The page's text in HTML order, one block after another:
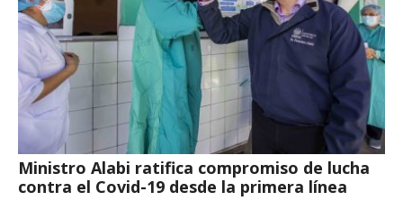
Ministro Alabi ratifica compromiso de lucha
contra el Covid-19 desde la primera línea